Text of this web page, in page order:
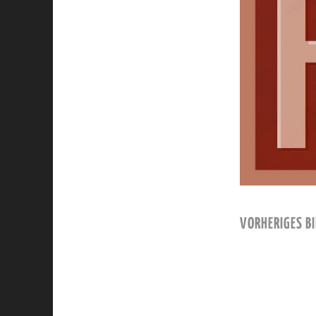
VORHERIGES